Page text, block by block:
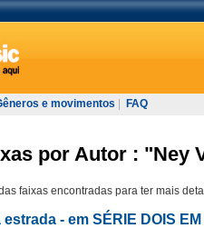
e movimentos FAQ
por Autor : "Ney
faixas encontradas para ter mais
estrada - em SÉRIE DOIS